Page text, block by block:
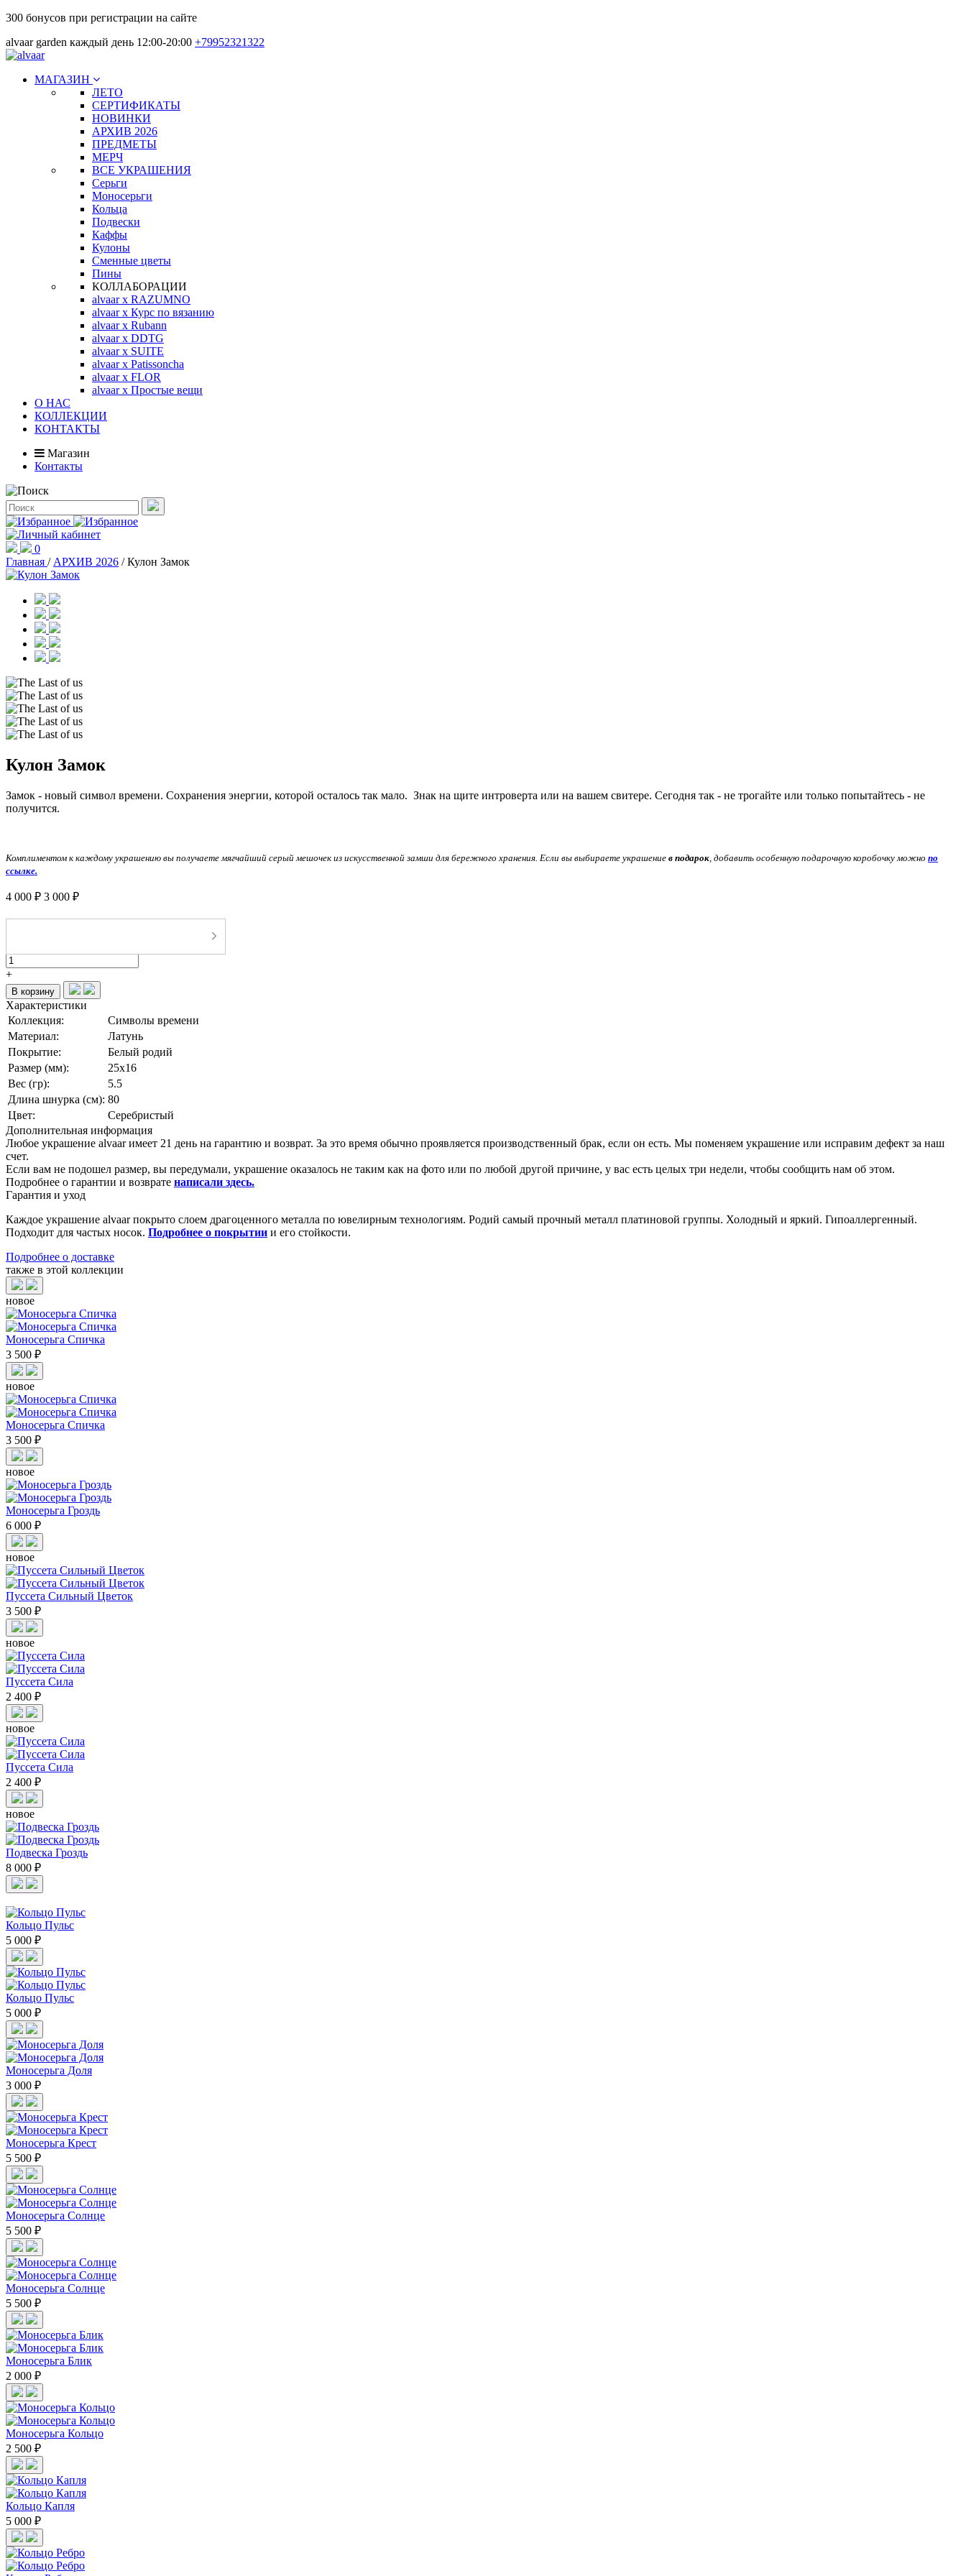
300 бонусов при регистрации на сайте
alvaar garden каждый день 12:00-20:00 +79952321322
МАГАЗИН
ЛЕТО
СЕРТИФИКАТЫ
НОВИНКИ
АРХИВ 2026
ПРЕДМЕТЫ
МЕРЧ
ВСЕ УКРАШЕНИЯ
Серьги
Моносерьги
Кольца
Подвески
Каффы
Кулоны
Сменные цветы
Пины
КОЛЛАБОРАЦИИ
alvaar x RAZUMNO
alvaar x Курс по вязанию
alvaar x Rubann
alvaar x DDTG
alvaar x SUITE
alvaar x Patissoncha
alvaar x FLOR
alvaar x Простые вещи
О НАС
КОЛЛЕКЦИИ
КОНТАКТЫ
Магазин
Контакты
0
Главная / АРХИВ 2026 /Кулон Замок
Кулон Замок
Замок - новый символ времени. Сохранения энергии, которой осталось так мало. Знак на щите интроверта или на вашем свитере. Сегодня так - не трогайте или только попытайтесь - не
получится.
Комплиментом к каждому украшению вы получаете мягчайший серый мешочек из искусственной замши для бережного хранения. Если вы выбираете украшение в подарок , добавить особенную подарочную коробочку можно по
ссылке.
4 000 ₽ 3 000 ₽
+
В корзину
Характеристики
Коллекция:
Символы времени
Материал:
Латунь
Покрытие:
Белый родий
Размер (мм):
25х16
Вес (гр):
5.5
Длина шнурка (см): 80
Цвет:
Серебристый
Дополнительная информация
Любое украшение alvaar имеет 21 день на гарантию и возврат. За это время обычно проявляется производственный брак, если он есть. Мы поменяем украшение или исправим дефект за наш
счет.
Если вам не подошел размер, вы передумали, украшение оказалось не таким как на фото или по любой другой причине, у вас есть целых три недели, чтобы сообщить нам об этом.
Подробнее о гарантии и возврате написали здесь.
Гарантия и уход
Каждое украшение alvaar покрыто слоем драгоценного металла по ювелирным технологиям. Родий самый прочный металл платиновой группы. Холодный и яркий. Гипоаллергенный.
Подходит для частых носок. Подробнее о покрытии и его стойкости.
Подробнее о доставке
также в этой коллекции
новое
Моносерьга Спичка
3 500 ₽
новое
Моносерьга Спичка
3 500 ₽
новое
Моносерьга Гроздь
6 000 ₽
новое
Пуссета Сильный Цветок
3 500 ₽
новое
Пуссета Сила
2 400 ₽
новое
Пуссета Сила
2 400 ₽
новое
Подвеска Гроздь
8 000 ₽
Кольцо Пульс
5 000 ₽
Кольцо Пульс
5 000 ₽
Моносерьга Доля
3 000 ₽
Моносерьга Крест
5 500 ₽
Моносерьга Солнце
5 500 ₽
Моносерьга Солнце
5 500 ₽
Моносерьга Блик
2 000 ₽
Моносерьга Кольцо
2 500 ₽
Кольцо Капля
5 000 ₽